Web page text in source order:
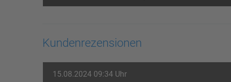
Kundenrezensionen
15.08.2024 09:34 Uhr